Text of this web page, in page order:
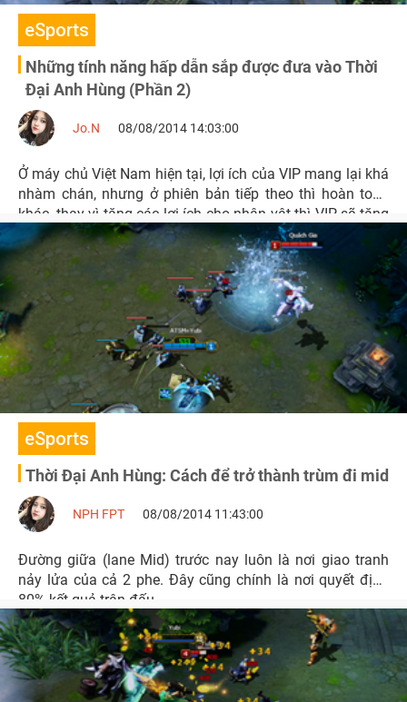
eSports
Những tính năng hấp dẫn sắp được đưa vào Thời
Đại Anh Hùng (Phần 2)
Jo.N 08/08/2014 14:03:00
Ở máy chủ Việt Nam hiện tại, lợi ích của VIP mang lại khá
nhàm chán, nhưng ở phiên bản tiếp theo thì hoàn toàn
khác, thay vì tăng các lợi ích cho nhân vật thì VIP sẽ tặng
thêm cho những người chơi các món đồ “có giá trị” vào
mỗi thứ 2 hằng tuần.
eSports
Thời Đại Anh Hùng: Cách để trở thành trùm đi mid
NPH FPT 08/08/2014 11:43:00
Đường giữa (lane Mid) trước nay luôn là nơi giao tranh
nảy lửa của cả 2 phe. Đây cũng chính là nơi quyết định
80% kết quả trận đấu.